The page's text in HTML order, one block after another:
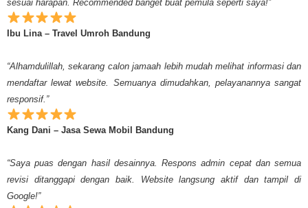
sesuai harapan. Recommended banget buat pemula seperti saya!”
Ibu Lina – Travel Umroh Bandung
“Alhamdulillah, sekarang calon jamaah lebih mudah melihat informasi dan
mendaftar lewat website. Semuanya dimudahkan, pelayanannya sangat
responsif.”
Kang Dani – Jasa Sewa Mobil Bandung
“Saya puas dengan hasil desainnya. Respons admin cepat dan semua
revisi ditanggapi dengan baik. Website langsung aktif dan tampil di
Google!”